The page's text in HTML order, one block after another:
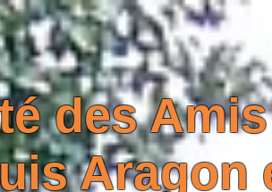
des Amis
Aragon